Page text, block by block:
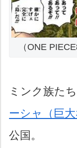
（ONE
ミンク族た
ーシャ（巨
公国。